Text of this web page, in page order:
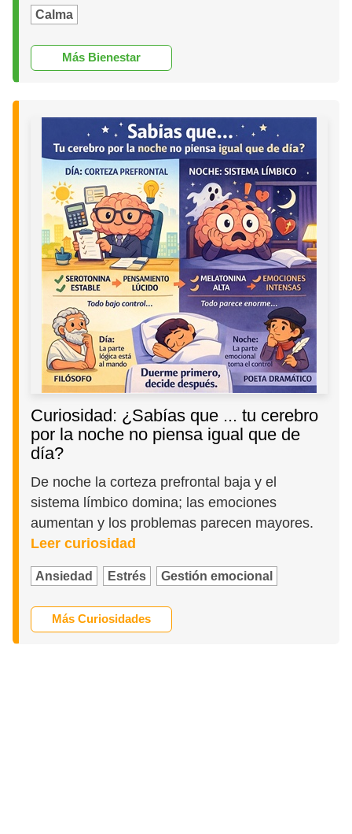
Calma
Más Bienestar
Curiosidad: ¿Sabías que ... tu cerebro
por la noche no piensa igual que de
día?
De noche la corteza prefrontal baja y el
sistema límbico domina; las emociones
aumentan y los problemas parecen mayores.
Leer curiosidad
Ansiedad Estrés Gestión emocional
Más Curiosidades